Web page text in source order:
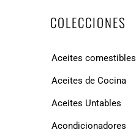
COLECCIONES
Aceites comestibles
Aceites de Cocina
Aceites Untables
Acondicionadores